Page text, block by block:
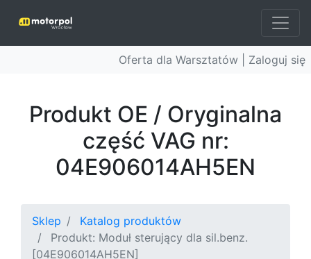
Oferta dla Warsztatów | Zaloguj się
Produkt OE / Oryginalna
część VAG nr:
04E906014AH5EN
Sklep
Katalog produktów
Produkt: Moduł sterujący dla sil.benz.
[04E906014AH5EN]